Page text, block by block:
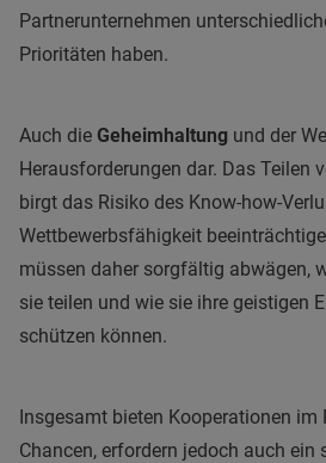
Partnerunternehmen
Prioritäten haben.
Auch die Geheimhaltung und der
Herausforderungen dar. Das Teilen
birgt das Risiko des Know-how-
Wettbewerbsfähigkeit
müssen daher sorgfältig abwägen,
sie teilen und wie sie ihre geistigen
schützen können.
Insgesamt bieten Kooperationen im
Chancen, erfordern jedoch auch ein